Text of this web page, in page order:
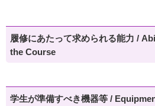
履修にあたって求められる能力 /
the Course
学生が準備すべき機器等 /